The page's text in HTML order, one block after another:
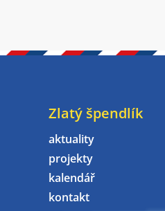
Zlatý špendlík
aktuality
projekty
kalendář
kontakt